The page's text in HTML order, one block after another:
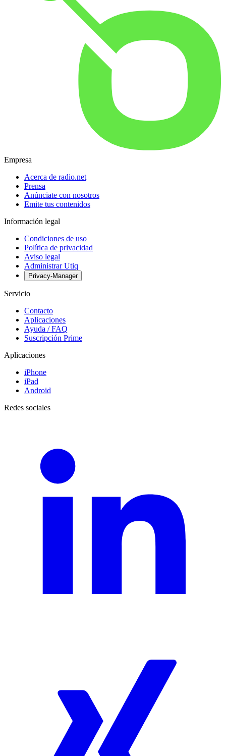
Empresa
Acerca de radio.net
Prensa
Anúnciate con nosotros
Emite tus contenidos
Información legal
Condiciones de uso
Política de privacidad
Aviso legal
Administrar Utiq
Privacy-Manager
Servicio
Contacto
Aplicaciones
Ayuda / FAQ
Suscripción Prime
Aplicaciones
iPhone
iPad
Android
Redes sociales